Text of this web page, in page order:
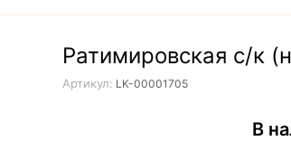
Ратимировская с/к
Артикул: LK-00001705
В